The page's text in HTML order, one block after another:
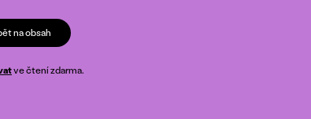
na obsah
ve čtení zdarma.